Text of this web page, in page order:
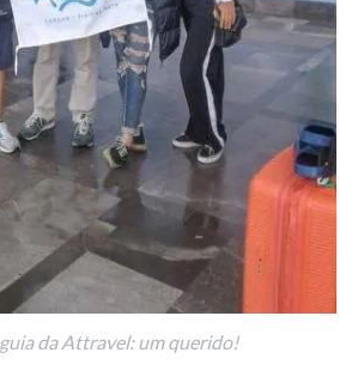
da Attravel: um querido!